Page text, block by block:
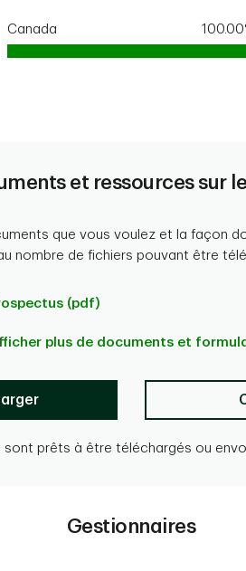
Canada
et ressources sur
que vous voulez et la façon
nombre de fichiers pouvant être
(pdf)
plus de documents et
sont prêts à être téléchargés ou
Gestionnaires